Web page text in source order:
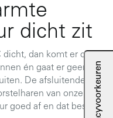
dicht zit
dan komt er ook
én gaat er geen
De afsluitende klep
van onze
goed af en dat bespaart